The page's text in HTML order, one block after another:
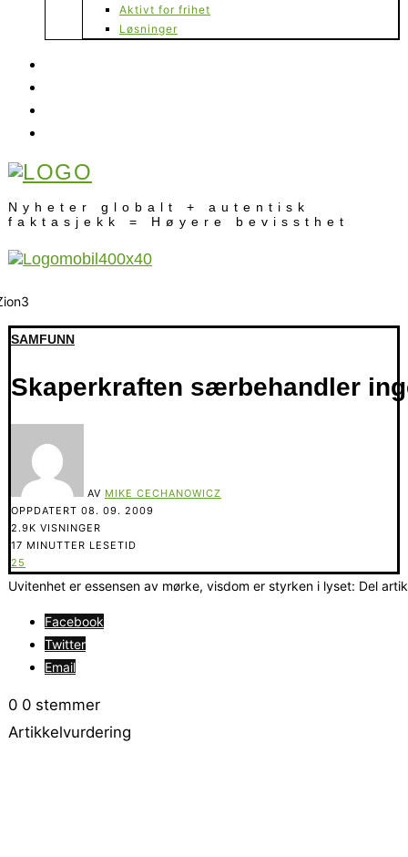
Aktivt for frihet
Løsninger
Nyheter globalt + autentisk
faktasjekk = Høyere bevissthet
SAMFUNN
Skaperkraften særbehandler
AV MIKE CECHANOWICZ
OPPDATERT 08. 09. 2009
2.9K VISNINGER
17 MINUTTER LESETID
25
Uvitenhet er essensen av mørke, visdom er styrken i lyset: Del
Facebook
Twitter
Email
0 0 stemmer
Artikkelvurdering